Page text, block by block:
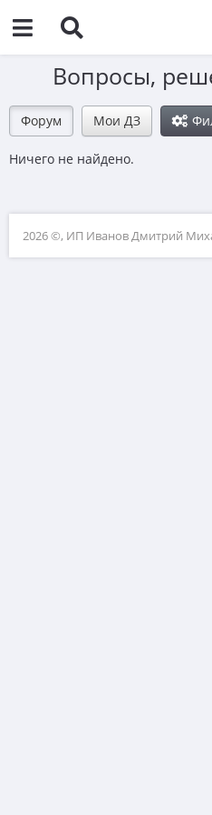
Вопросы,
Форум Мои ДЗ
Ничего не найдено.
2026 ©, ИП Иванов Дмитрий